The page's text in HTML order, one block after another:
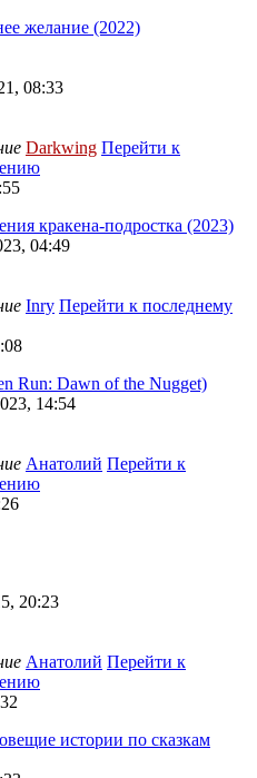
желание (2022)
08:33
Darkwing Перейти к
кракена-подростка (2023)
04:49
Inry Перейти к последнему
Run: Dawn of the Nugget)
14:54
Анатолий Перейти к
20:23
Анатолий Перейти к
истории по сказкам